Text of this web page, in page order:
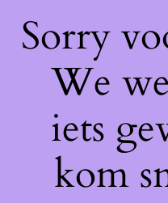
Sorry
We
iets
kom